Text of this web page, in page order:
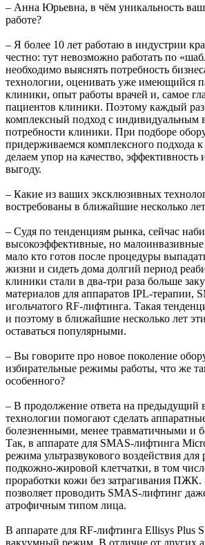
– Анна Юрьевна, в чём уникальность
работе?
– Я более 10 лет работаю в индустрии
честно: тут невозможно работать по
необходимо выяснять потребность
технологии, оценивать уже имеющийся
клиники, опыт работы врачей и, самое
пациентов клиники. Поэтому каждый
комплексный подход с индивидуальным
потребности клиники. При подборе
придерживаемся комплексного подхода
делаем упор на качество,
выгоду.
– Какие из ваших эксклюзивных
востребованы в ближайшие несколько
– Судя по тенденциям рынка, сейчас
высокоэффективные, но
мало кто готов после процедуры
жизни и сидеть дома долгий период
клиники стали в два-три раза больше
материалов для аппаратов IPL-терапии,
игольчатого RF-лифтинга. Такая
и поэтому в ближайшие несколько лет
оставаться популярными.
– Вы говорите про новое поколение
избирательные режимы работы, что же
особенного?
– В продолжение ответа на предыдущий
технологии помогают сделать
болезненными, менее травматичными и
Так, в аппарате для SMAS-лифтинга
режима ультразвукового воздействия
подкожно-жировой клетчатки, в том
проработки кожи без затрагивания
позволяет проводить SMAS-лифтинг
атрофичным типом лица.
В аппарате для RF-лифтинга Ellisys Plus
вакуумный режим. В отличие от других